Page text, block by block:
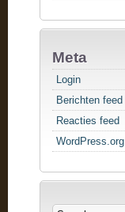
Meta
Login
Berichten feed
Reacties feed
WordPress.org